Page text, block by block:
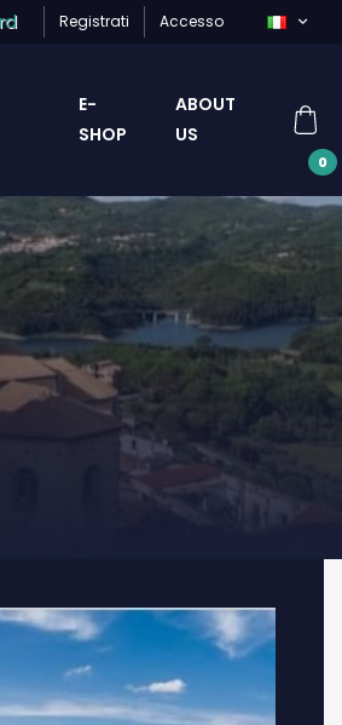
Registrati Accesso
E-
SHOP
ABOUT
US
0